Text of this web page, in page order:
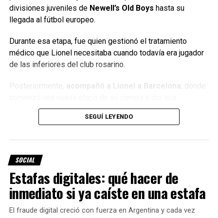
La propuesta, según estas creencias, no consiste
simplemente en esperar que la prosperidad aparezca,
sino en
utilizar la fecha para revisar objetivos,
ordenar las finanzas y definir acciones concretas
La idea de abundancia tampoco se limita necesariamente
al dinero. Puede incluir proyectos personales, relaciones,
Los rituales que se recomiendan
para el Portal 8/8
Quienes siguen esta tradición suelen realizar distintas
Entre las más mencionadas se encuentran:
Escribir en un papel objetivos y deseos,
divisiones juveniles de Newell’s Old Boys hasta su
llegada al fútbol europeo.
Durante esa etapa, fue quien gestionó el tratamiento
médico que Lionel necesitaba cuando todavía era jugador
de las inferiores del club rosarino.
Posteriormente, acompañó a Lionel a Barcelona
primeros pasos hacia la élite del fútbol mundial.
Cuccittini, madre de Lionel, permaneció en Rosario junto
al resto de la familia.
SEGUÍ LEYENDO
SOCIAL
Estafas digitales: qué hacer de
inmediato si ya caíste en una estafa
El fraude digital creció con fuerza en Argentina y cada vez